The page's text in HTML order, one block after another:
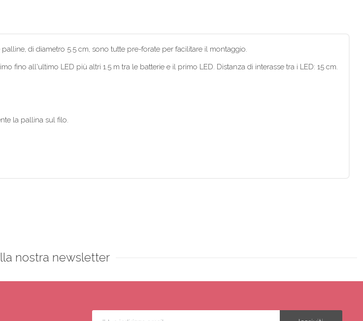
di diametro 5.5 cm, sono tutte pre-forate per facilitare il montaggio.
fino all'ultimo LED più altri 1.5 m tra le batterie e il primo LED. Distanza di interasse tra i LED: 15 cm.
la pallina sul filo.
nostra newsletter